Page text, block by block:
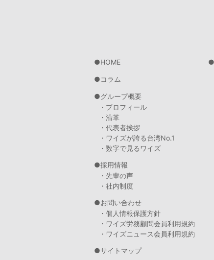
HOME
コラム
グループ概要
・プロフィール
・沿革
・代表者挨拶
・ワイズが誇る台湾No.1
・数字で見るワイズ
採用情報
・先輩の声
・社内制度
お問い合わせ
・個人情報保護方針
・ワイズ労務顧問会員利用規約
・ワイズニュース会員利用規約
サイトマップ